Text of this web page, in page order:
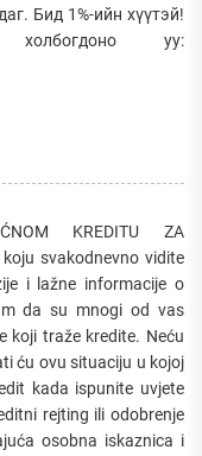
Бид 1%-ийн хүүтэй!
уу:
KREDITU ZA
svakodnevno vidite
i lažne informacije o
da su mnogi od vas
koji traže kredite. Neću
ću ovu situaciju u kojoj
kada ispunite uvjete
rejting ili odobrenje
osobna iskaznica i